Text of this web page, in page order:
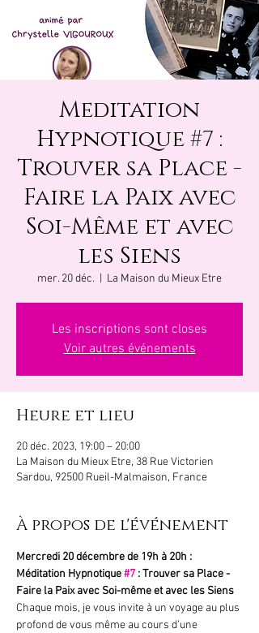
Meditation
Hypnotique #7 :
Trouver sa Place -
Faire la Paix avec
Soi-Même et avec
les Siens
mer. 20 déc. La Maison du Mieux Etre
Les inscriptions sont closes
Voir autres événements
Heure et lieu
20 déc. 2023, 19:00 – 20:00
La Maison du Mieux Etre, 38 Rue Victorien
Sardou, 92500 Rueil-Malmaison, France
À propos de l'événement
Mercredi 20 décembre de 19h à 20h :
Méditation Hypnotique #7 : Trouver sa Place -
Faire la Paix avec Soi-même et avec les Siens
Chaque mois, je vous invite à un voyage au plus
profond de vous même au cours d’une